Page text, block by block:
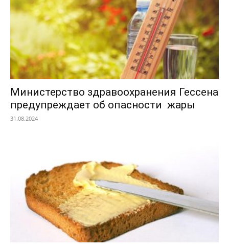
Министерство здравоохранения Гессена
предупреждает об опасности жары
31.08.2024